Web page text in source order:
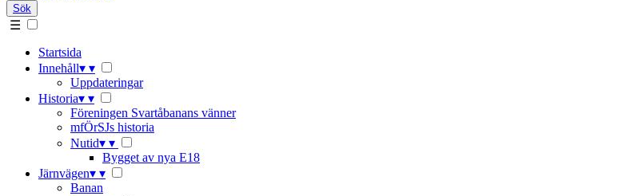
Sök
☰
Startsida
Innehåll▾ ▾
Uppdateringar
Historia▾ ▾
Föreningen Svartåbanans vänner
mfÖrSJs historia
Nutid▾ ▾
Bygget av nya E18
Järnvägen▾ ▾
Banan